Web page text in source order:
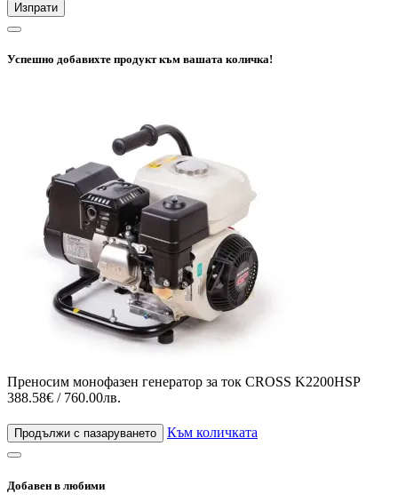
Изпрати
Успешно добавихте продукт към вашата количка!
Преносим монофазен генератор за ток CROSS K2200HSP
388.58€ / 760.00лв.
Продължи с пазаруването Към количката
Добавен в любими